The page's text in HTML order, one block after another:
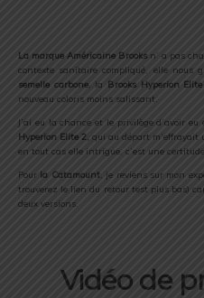
La marque Américaine Brooks n’ a pas
contexte sanitaire compliqué, elle nous
semelle carbone, la Brooks Hyperion
nouveau coloris moins salissant.
J’ai eu la chance et le privilège d’avoir
Hyperion Elite 2, qui au départ m’effrayait
en tout cas elle intrigue, c’est une
Pour la Catamount, je reviens sur mon
trouverez le lien du retour test plus bas)
deux versions.
Vidéo de